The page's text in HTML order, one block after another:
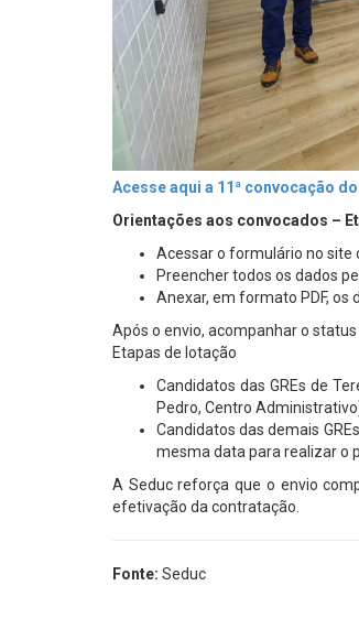
Acesse aqui a 11ª convocação
Orientações aos convocados –
Acessar o formulário no site
Preencher todos os dados
Anexar, em formato PDF, os
Após o envio, acompanhar o
Etapas de lotação
Candidatos das GREs de
Pedro, Centro
Candidatos das demais
mesma data para realizar o
A Seduc reforça que o envio
efetivação da contratação.
Fonte: Seduc